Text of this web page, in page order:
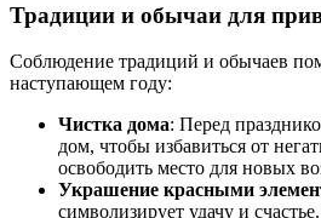
Традиции и обычаи для
Соблюдение традиций и обычаев
наступающем году:
Чистка дома: Перед
дом, чтобы избавиться от
освободить место для новых
Украшение красными
символизирует удачу и